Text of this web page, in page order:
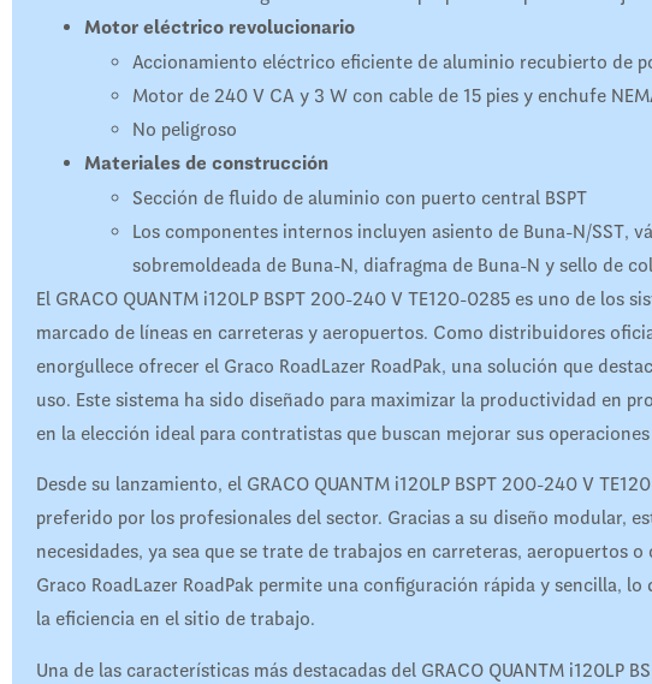
Motor eléctrico revolucionario
Accionamiento eléctrico eficiente de aluminio recubierto de
Motor de 240 V CA y 3 W con cable de 15 pies y enchufe
No peligroso
Materiales de construcción
Sección de fluido de aluminio con puerto central BSPT
Los componentes internos incluyen asiento de Buna-N/SST,
sobremoldeada de Buna-N, diafragma de Buna-N y sello de
El GRACO QUANTM i120LP BSPT 200-240 V TE120-0285 es uno de los
marcado de líneas en carreteras y aeropuertos. Como distribuidores
enorgullece ofrecer el Graco RoadLazer RoadPak, una solución que
uso. Este sistema ha sido diseñado para maximizar la productividad en
en la elección ideal para contratistas que buscan mejorar sus
Desde su lanzamiento, el GRACO QUANTM i120LP BSPT 200-240 V
preferido por los profesionales del sector. Gracias a su diseño modular,
necesidades, ya sea que se trate de trabajos en carreteras, aeropuertos
Graco RoadLazer RoadPak permite una configuración rápida y sencilla,
la eficiencia en el sitio de trabajo.
Una de las características más destacadas del GRACO QUANTM i120LP